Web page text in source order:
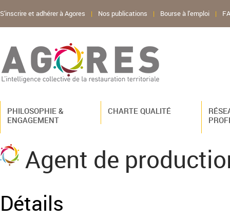
S'inscrire et adhérer à Agores | Nos publications | Bourse à l'emploi |
PHILOSOPHIE &
ENGAGEMENT
CHARTE QUALITÉ
Agent de
Détails